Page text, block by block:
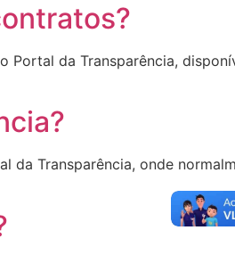
Portal da Transparência,
da Transparência, onde